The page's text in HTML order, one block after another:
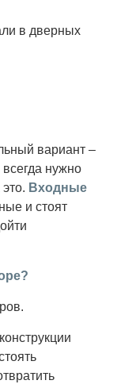
в дверных
вариант –
нужно
Входные
и стоят